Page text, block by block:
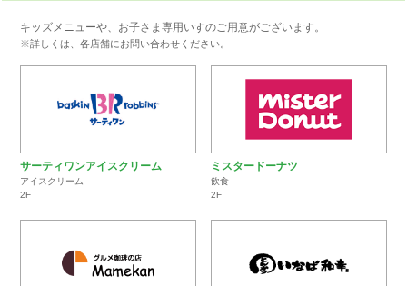
キッズメニューや、お子さま専用いすのご用意がございます。
※詳しくは、各店舗にお問い合わせください。
サーティワンアイスクリーム
アイスクリーム
2F
ミスタードーナツ
飲食
2F